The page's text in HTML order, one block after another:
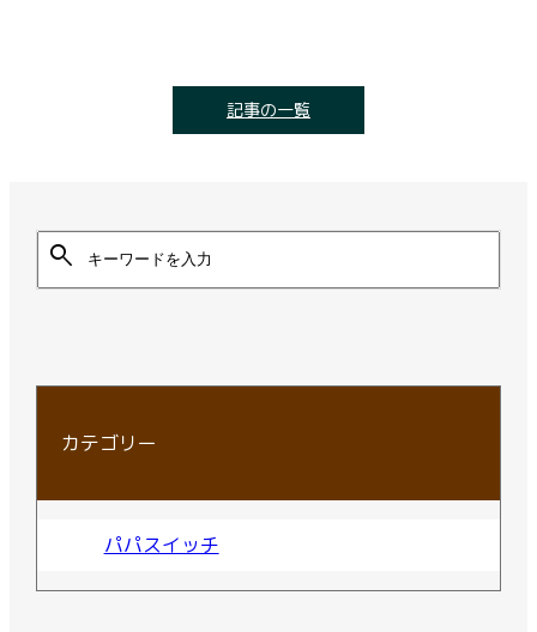
記事の一覧
search
カテゴリー
パパスイッチ